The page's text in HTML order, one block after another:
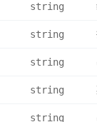
string
string
string
string
string